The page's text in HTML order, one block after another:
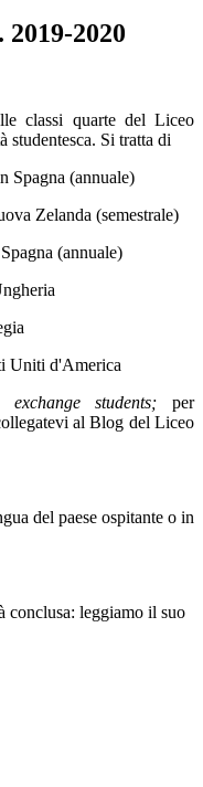
2020
classi quarte del Liceo
Si tratta di
Spagna (annuale)
Zelanda (semestrale)
(annuale)
Uniti d'America
exchange students; per
al Blog del Liceo
del paese ospitante o in
conclusa: leggiamo il suo